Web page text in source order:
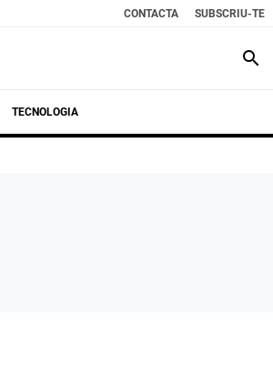
CONTACTA SUBSCRIU-TE
search
TECNOLOGIA